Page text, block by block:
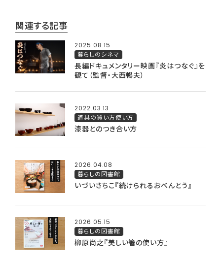
関連する記事
2025.08.15
暮らしのシネマ
長編ドキュメンタリー映画『炎はつなぐ』を
観て（監督・大西暢夫）
2022.03.13
道具の買い方使い方
漆器とのつき合い方
2026.04.08
暮らしの図書館
いづいさちこ『続けられるおべんとう』
2026.05.15
暮らしの図書館
柳原尚之『美しい箸の使い方』